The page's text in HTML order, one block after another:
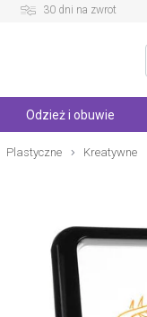
30 dni na zwrot
Odzież i obuwie
Plastyczne Kreatywne